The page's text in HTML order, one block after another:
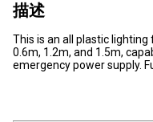
描述
This is an all plastic
0.6m, 1.2m, and 1.5m,
emergency power supply.